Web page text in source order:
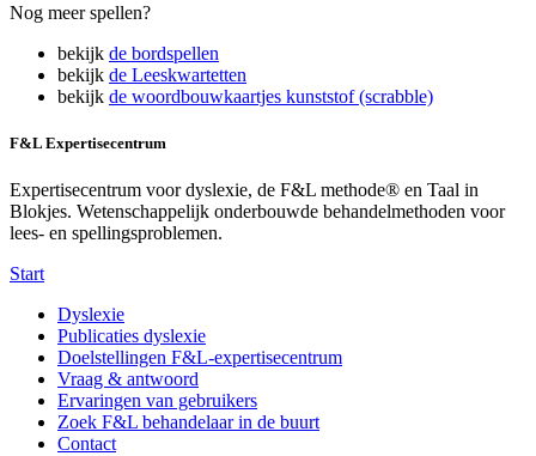
Nog meer spellen?
bekijk de bordspellen
bekijk de Leeskwartetten
bekijk de woordbouwkaartjes kunststof (scrabble)
F&L Expertisecentrum
Expertisecentrum voor dyslexie, de F&L methode® en Taal in
Blokjes. Wetenschappelijk onderbouwde behandelmethoden voor
lees- en spellingsproblemen.
Start
Dyslexie
Publicaties dyslexie
Doelstellingen F&L-expertisecentrum
Vraag & antwoord
Ervaringen van gebruikers
Zoek F&L behandelaar in de buurt
Contact